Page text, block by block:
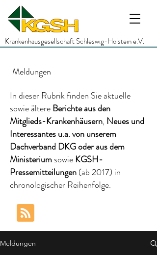
Krankenhausgesellschaft Schleswig-Holstein e.V.
Meldungen
In dieser Rubrik finden Sie aktuelle
sowie ältereBerichteaus den
Mitglieds-Krankenhäusern, Neues und
Interessantesu.a.von unserem
Dachverband DKGoder aus dem
MinisteriumsowieKGSH-
Pressemitteilungen(ab 2017) in
chronologischer Reihenfolge.
Meldungen